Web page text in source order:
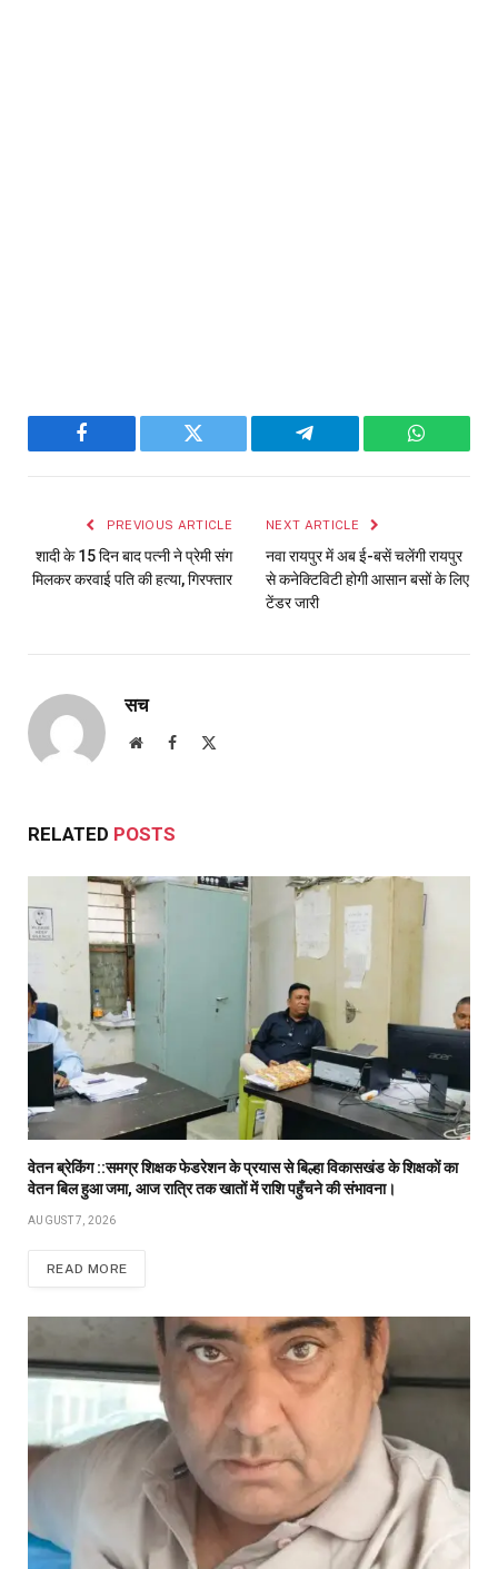
Facebook Twitter Telegram
PREVIOUS ARTICLE
शादी के 15 दिन बाद पत्नी ने प्रेमी संग
मिलकर करवाई पति की हत्या, गिरफ्तार
NEXT ARTICLE
नवा रायपुर में अब ई-बसें चलेंगी रायपुर
से कनेक्टिविटी होगी आसान बसों के लिए
टेंडर जारी
सच
WebsiteFacebook
RELATED POSTS
वेतन ब्रेकिंग ::समग्र शिक्षक फेडरेशन के प्रयास से बिल्हा विकासखंड के शिक्षकों का
वेतन बिल हुआ जमा, आज रात्रि तक खातों में राशि पहुँचने की संभावना।
AUGUST 7, 2026
READ MORE